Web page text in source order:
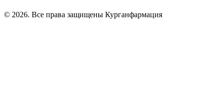
© 2026. Все права защищены Курганфармация